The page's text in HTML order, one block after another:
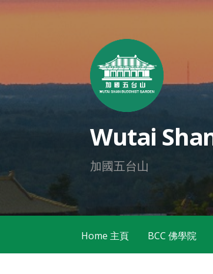
Wutai
加國五台山
Home 主頁 BCC 佛學院